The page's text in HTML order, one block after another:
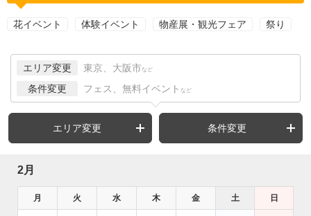
花イベント 体験イベント 物産展・観光フェア 祭り
エリア変更 東京、大阪市 など
条件変更 フェス、無料イベント など
エリア変更 条件変更
2月
月 火 水 木 金 土 日